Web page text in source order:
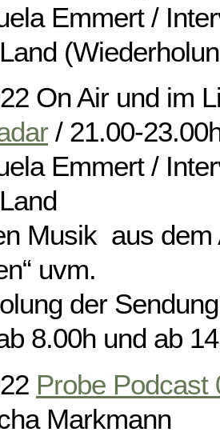
Emmert /
On Air und im
/ 21.00-
Emmert /
Musik aus dem
uvm.
der
8.00h und ab
Probe Podcast
Markmann